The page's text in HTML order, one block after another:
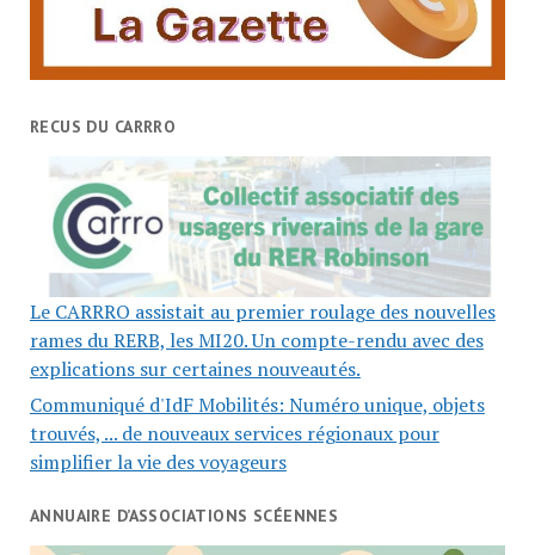
RECUS DU CARRRO
Le CARRRO assistait au premier roulage des nouvelles
rames du RERB, les MI20. Un compte-rendu avec des
explications sur certaines nouveautés.
Communiqué d'IdF Mobilités: Numéro unique, objets
trouvés, ... de nouveaux services régionaux pour
simplifier la vie des voyageurs
ANNUAIRE D’ASSOCIATIONS SCÉENNES